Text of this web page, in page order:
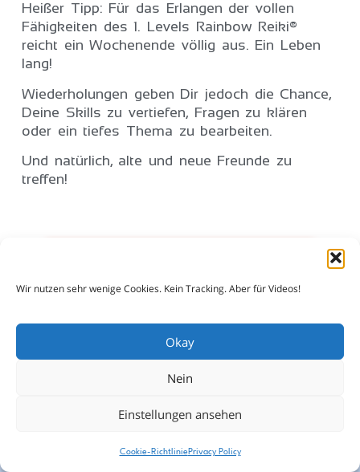
Wir nutzen sehr wenige Cookies. Kein Tracking. Aber für Videos!
Okay
Nein
Einstellungen ansehen
Cookie-RichtliniePrivacy Policy
Heißer Tipp: Für das Erlangen der vollen
Fähigkeiten des 1. Levels Rainbow Reiki®
reicht ein Wochenende völlig aus. Ein Leben
lang!
Wiederholungen geben Dir jedoch die Chance,
Deine Skills zu vertiefen, Fragen zu klären
oder ein tiefes Thema zu bearbeiten.
Und natürlich, alte und neue Freunde zu
treffen!